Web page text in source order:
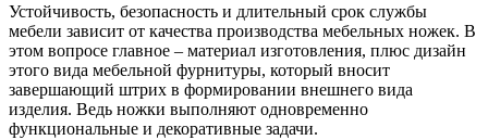
Устойчивость, безопасность и длительный срок службы
мебели зависит от качества производства мебельных ножек. В
этом вопросе главное – материал изготовления, плюс дизайн
этого вида мебельной фурнитуры, который вносит
завершающий штрих в формировании внешнего вида
изделия. Ведь ножки выполняют одновременно
функциональные и декоративные задачи.